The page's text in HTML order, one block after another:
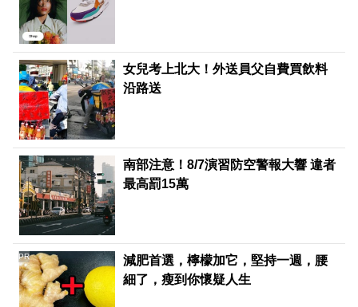
女兒考上北大！外送員父自費買飲料
沿路送
南部注意！8/7演習防空警報大響 違者
最高罰15萬
減肥首選，檸檬加它，堅持一週，腰
細了，瘦到你懷疑人生
PR